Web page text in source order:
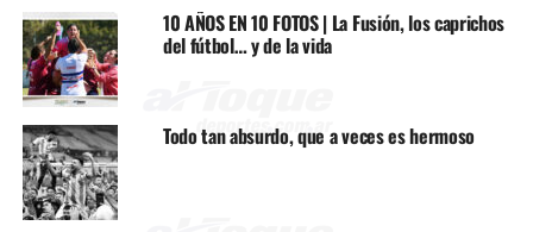
10 AÑOS EN 10 FOTOS | La Fusión, los caprichos
del fútbol… y de la vida
Todo tan absurdo, que a veces es hermoso